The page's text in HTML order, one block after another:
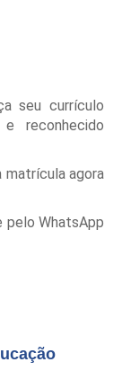
seu currículo
reconhecido
matrícula agora
WhatsApp